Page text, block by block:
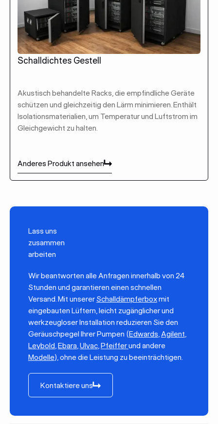
Schalldichtes Gestell
Akustisch behandelte Racks, die empfindliche Geräte
schützen und gleichzeitig den Lärm minimieren. Enthält
Isolationsmaterialien, um Temperatur und Luftstrom im
Gleichgewicht zu halten.
Anderes Produkt ansehen
Anderes Produkt ansehen
Lass uns
zusammen
arbeiten
Wir beantworten alle Anfragen innerhalb von 24
Stunden und garantieren einen schnellen
Versand. Mit unsererSchalldämpferboxmit
eingebauten Lüftern, leicht zugänglicher und
werkzeugloser Installation reduzieren Sie den
Geräuschpegel Ihrer Pumpen (Edwards,Agilent,
Leybold,Ebara,Ulvac,Pfeifferund andere
Modelle), ohne die Leistung zu beeinträchtigen.
Kontaktiere uns
Kontaktiere uns